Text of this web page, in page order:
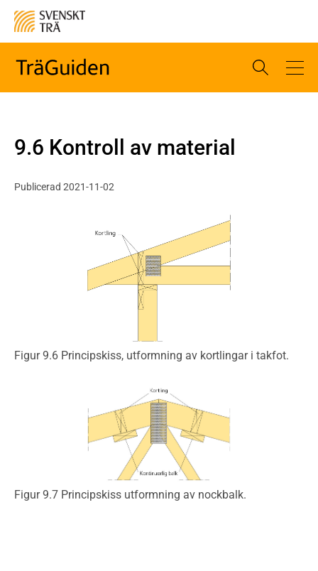
9.6 Kontroll av material
Publicerad 2021-11-02
Figur 9.6 Principskiss, utformning av kortlingar i takfot.
Figur 9.7 Principskiss utformning av nockbalk.